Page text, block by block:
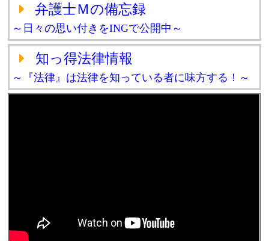
弁護士Ｍの備忘録
～日々の思い付きをINGで公開中～
知っ得法律情報
～『法律』は法律を知っている者に味方する！～